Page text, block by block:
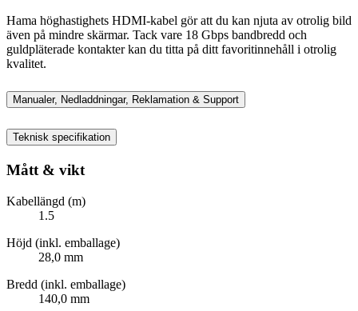
Hama höghastighets HDMI-kabel gör att du kan njuta av otrolig bild
även på mindre skärmar. Tack vare 18 Gbps bandbredd och
guldpläterade kontakter kan du titta på ditt favoritinnehåll i otrolig
kvalitet.
Manualer, Nedladdningar, Reklamation & Support
Teknisk specifikation
Mått & vikt
Kabellängd (m)
1.5
Höjd (inkl. emballage)
28,0 mm
Bredd (inkl. emballage)
140,0 mm